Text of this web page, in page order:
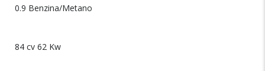
0.9 Benzina/Metano
84 cv 62 Kw